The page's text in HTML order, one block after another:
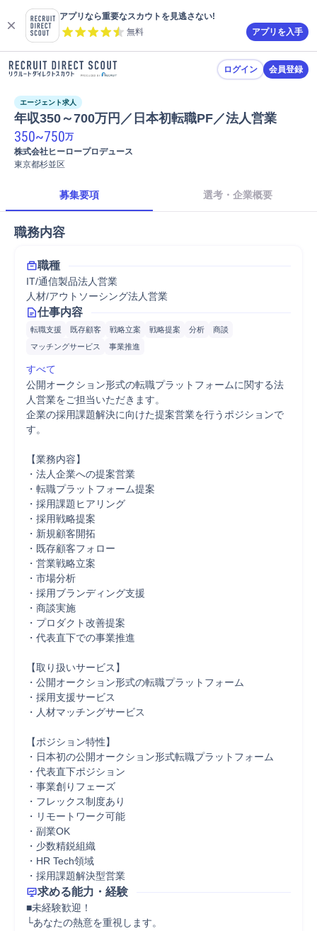
アプリなら重要なスカウトを見逃さない!
無料
アプリを入手
ログイン 会員登録
エージェント求人
年収350～700万円／日本初転職PF／法人営業
350~750万
株式会社ヒーロープロデュース
東京都杉並区
募集要項 選考・企業概要
職務内容
職種
IT/通信製品法人営業
人材/アウトソーシング法人営業
仕事内容
転職支援 既存顧客 戦略立案 戦略提案 分析
商談
マッチングサービス
事業推進
すべて
公開オークション形式の転職プラットフォームに関する法
人営業をご担当いただきます。
企業の採用課題解決に向けた提案営業を行うポジションで
す。
【業務内容】
・法人企業への提案営業
・転職プラットフォーム提案
・採用課題ヒアリング
・採用戦略提案
・新規顧客開拓
・既存顧客フォロー
・営業戦略立案
・市場分析
・採用ブランディング支援
・商談実施
・プロダクト改善提案
・代表直下での事業推進
【取り扱いサービス】
・公開オークション形式の転職プラットフォーム
・採用支援サービス
・人材マッチングサービス
【ポジション特性】
・日本初の公開オークション形式転職プラットフォーム
・代表直下ポジション
・事業創りフェーズ
・フレックス制度あり
・リモートワーク可能
・副業OK
・少数精鋭組織
・HR Tech領域
・採用課題解決型営業
求める能力・経験
■未経験歓迎！
└あなたの熱意を重視します。